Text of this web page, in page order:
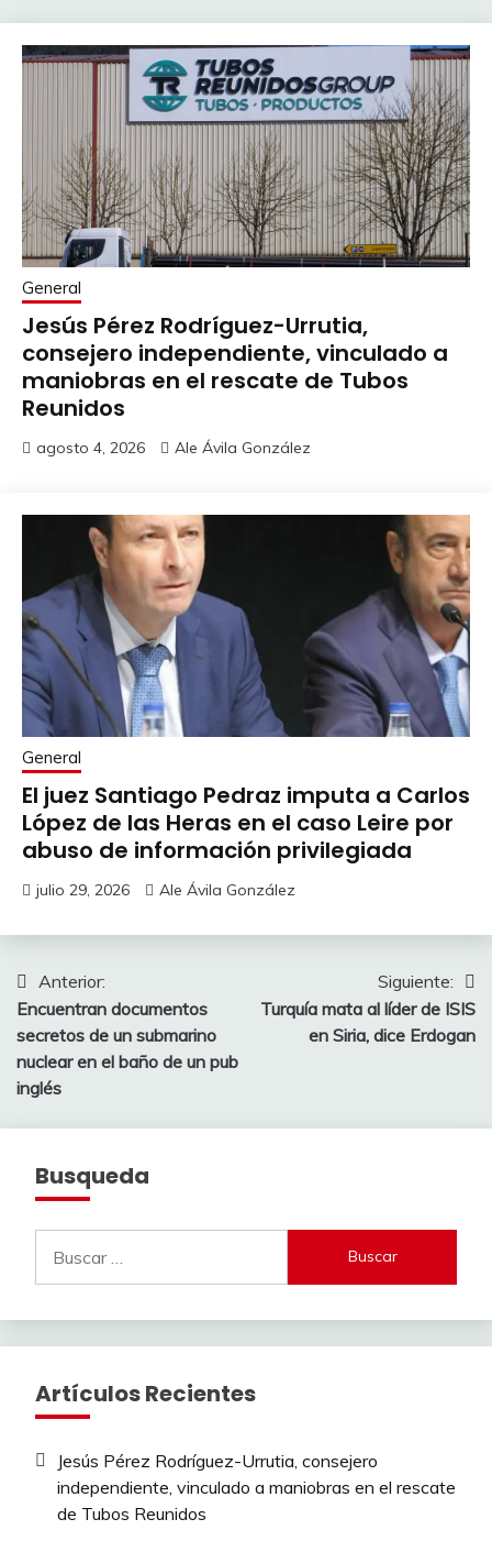
General
Jesús Pérez Rodríguez-Urrutia,
consejero independiente, vinculado a
maniobras en el rescate de Tubos
Reunidos
agosto 4, 2026 Ale Ávila González
General
El juez Santiago Pedraz imputa a Carlos
López de las Heras en el caso Leire por
abuso de información privilegiada
julio 29, 2026 Ale Ávila González
Navegación
de
entradas
Anterior:
Encuentran documentos
secretos de un submarino
nuclear en el baño de un pub
inglés
Siguiente:
Turquía mata al líder de ISIS
en Siria, dice Erdogan
Busqueda
Artículos Recientes
Jesús Pérez Rodríguez-Urrutia, consejero
independiente, vinculado a maniobras en el rescate
de Tubos Reunidos